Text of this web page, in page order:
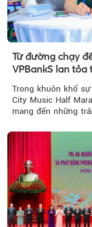
Từ đường chạy
VPBankS lan
Trong khuôn khổ
City Music Half
mang đến những